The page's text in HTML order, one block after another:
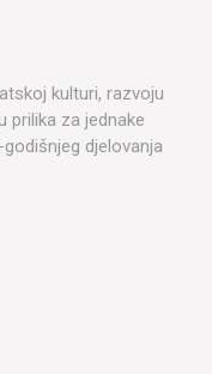
kulturi, razvoju
prilika za jednake
djelovanja